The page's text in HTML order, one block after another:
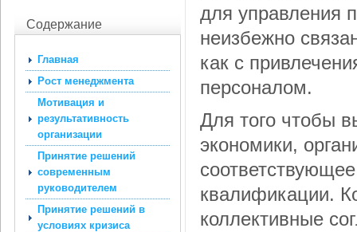
Содержание
Главная
Рост менеджмента
Мотивация и
результативность
организации
Принятие решений
современным
руководителем
Принятие решений в
условиях кризиса
для управления
неизбежно
как с
персоналом.
Для того чтобы
экономики,
квалификации.
коллективные